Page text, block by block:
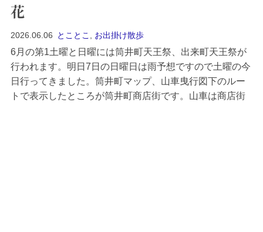
花
2026.06.06 とことこ , お出掛け散歩
6月の第1土曜と日曜には筒井町天王祭、出来町天王祭が
行われます。明日7日の日曜日は雨予想ですので土曜の今
日行ってきました。筒井町マップ、山車曳行図下のルー
トで表示したところが筒井町商店街です。山車は商店街